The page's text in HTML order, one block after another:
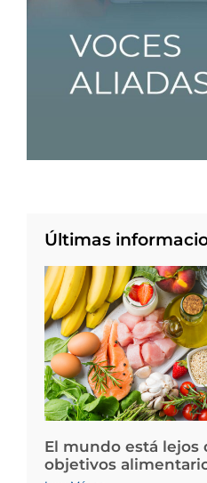
Últimas
El mundo está lejos
objetivos